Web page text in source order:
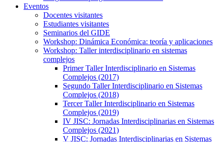
Eventos
Docentes visitantes
Estudiantes visitantes
Seminarios del GIDE
Workshop: Dinámica Económica: teoría y aplicaciones
Workshop: Taller interdisciplinario en sistemas
complejos
Primer Taller Interdisciplinario en Sistemas
Complejos (2017)
Segundo Taller Interdisciplinario en Sistemas
Complejos (2018)
Tercer Taller Interdisciplinario en Sistemas
Complejos (2019)
IV JISC: Jornadas Interdisciplinarias en Sistemas
Complejos (2021)
V JISC: Jornadas Interdisciplinarias en Sistemas